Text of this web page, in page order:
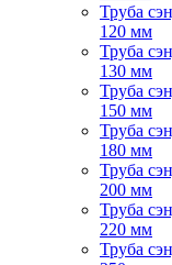
Труба
120 мм
Труба
130 мм
Труба
150 мм
Труба
180 мм
Труба
200 мм
Труба
220 мм
Труба